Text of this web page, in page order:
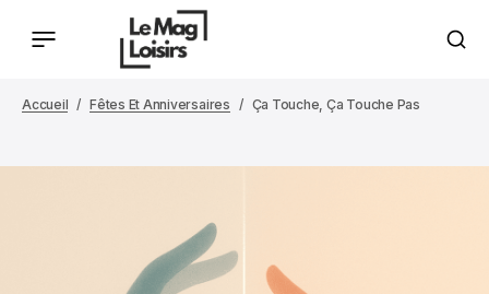
Accueil Fêtes Et Anniversaires Ça Touche, Ça Touche Pas